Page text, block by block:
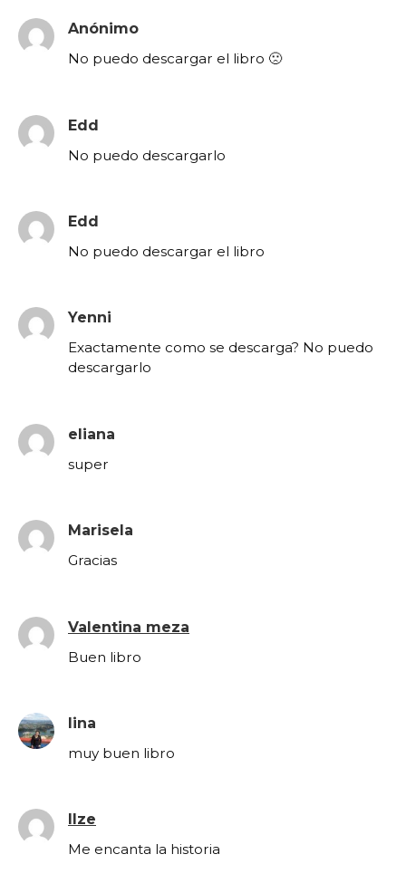
Anónimo
No puedo descargar el libro 🙁
Edd
No puedo descargarlo
Edd
No puedo descargar el libro
Yenni
Exactamente como se descarga? No puedo
descargarlo
eliana
super
Marisela
Gracias
Valentina meza
Buen libro
lina
muy buen libro
Ilze
Me encanta la historia